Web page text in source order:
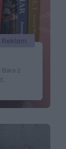
2
här . ❤️
Reklam